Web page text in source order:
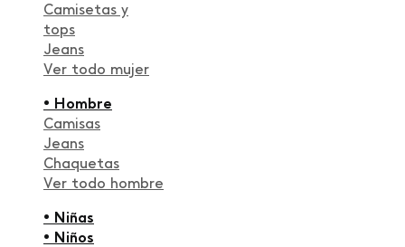
Camisetas y
tops
Jeans
Ver todo mujer
• Hombre
Camisas
Jeans
Chaquetas
Ver todo hombre
• Niñas
• Niños